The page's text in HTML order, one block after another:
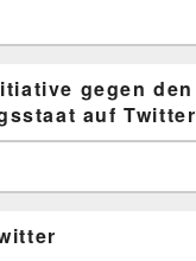
gegen den
auf Twitter